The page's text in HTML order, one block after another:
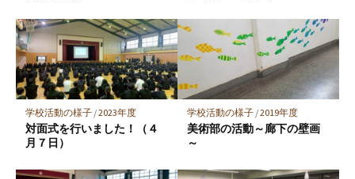
学校活動の様子/2023年度
対面式を行いました！（４
月７日）
学校活動の様子/2019年度
美術部の活動～廊下の壁画
～